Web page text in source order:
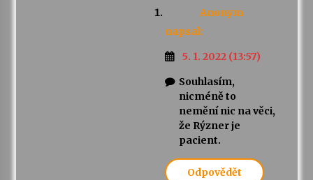
Anonym
napsal:
5. 1. 2022 (13:57)
Souhlasím,
nicméně to
nemění nic na věci,
že Rýzner je
pacient.
Odpovědět